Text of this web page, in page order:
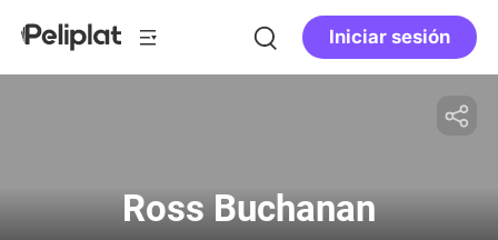
Iniciar sesión
Ross Buchanan